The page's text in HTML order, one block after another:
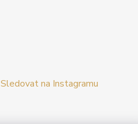
Sledovat na Instagramu